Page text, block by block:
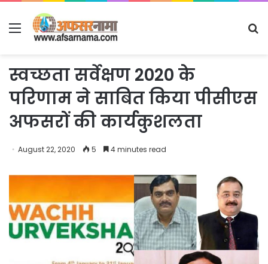
Menu
स्वच्छता सर्वेक्षण 2020 के
परिणाम ने साबित किया पीसीएस
अफसरों की कार्यकुशलता
August 22, 2020 5 4 minutes read